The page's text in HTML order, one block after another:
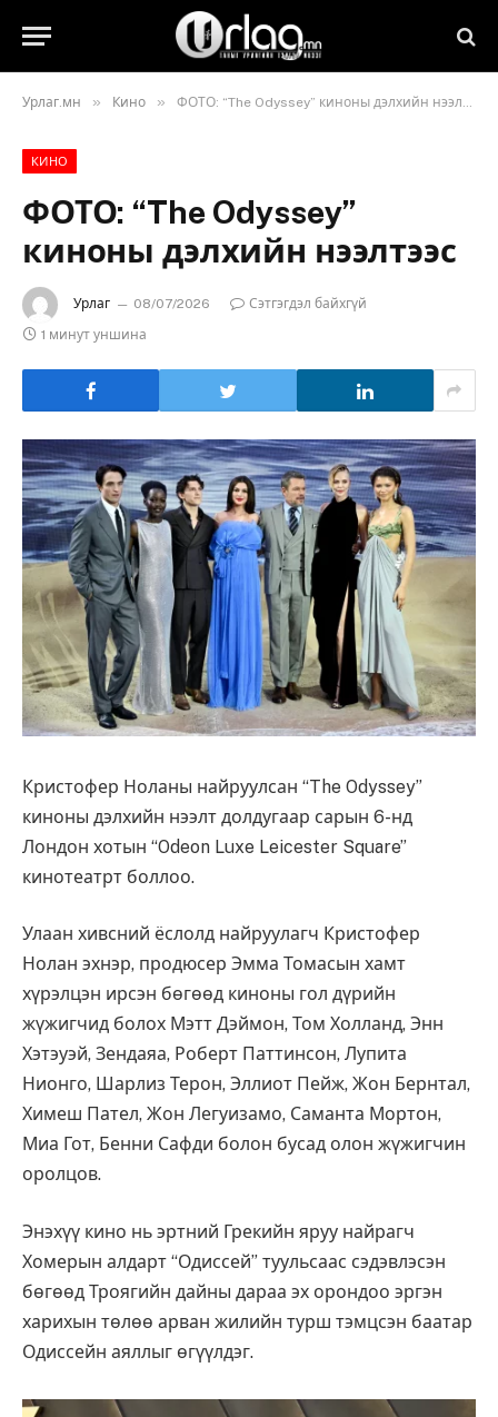
Урлаг.мн » Кино » ФОТО: “The Odyssey” киноны дэлхийн нээлтээс
КИНО
ФОТО: “The Odyssey”
киноны дэлхийн нээлтээс
Урлаг 08/07/2026
Сэтгэгдэл байхгүй
1 минут уншина
Кристофер Ноланы найруулсан “The Odyssey”
киноны дэлхийн нээлт долдугаар сарын 6-нд
Лондон хотын “Odeon Luxe Leicester Square”
кинотеатрт боллоо.
Улаан хивсний ёслолд найруулагч Кристофер
Нолан эхнэр, продюсер Эмма Томасын хамт
хүрэлцэн ирсэн бөгөөд киноны гол дүрийн
жүжигчид болох Мэтт Дэймон, Том Холланд, Энн
Хэтэуэй, Зендаяа, Роберт Паттинсон, Лупита
Нионго, Шарлиз Терон, Эллиот Пейж, Жон Бернтал,
Химеш Пател, Жон Легуизамо, Саманта Мортон,
Миа Гот, Бенни Сафди болон бусад олон жүжигчин
оролцов.
Энэхүү кино нь эртний Грекийн яруу найрагч
Хомерын алдарт “Одиссей” туульсаас сэдэвлэсэн
бөгөөд Троягийн дайны дараа эх орондоо эргэн
харихын төлөө арван жилийн турш тэмцсэн баатар
Одиссейн аяллыг өгүүлдэг.